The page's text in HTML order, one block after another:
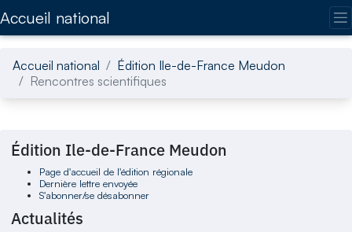
Accueil national
Accueil national
Édition Ile-de-France Meudon
Rencontres scientifiques
Édition Ile-de-France Meudon
Page d'accueil de l'édition régionale
Dernière lettre envoyée
S'abonner/se désabonner
Actualités